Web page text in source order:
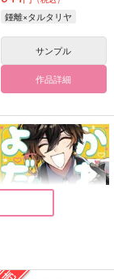
鍾離×タルタリヤ
サンプル
作品詳細